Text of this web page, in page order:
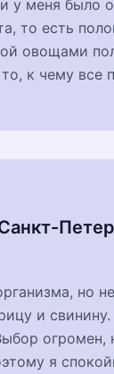
у меня было
то есть
овощами
к чему все
но
и
огромен,
я